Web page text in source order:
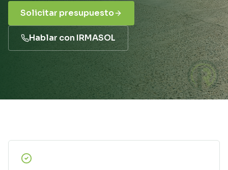
Solicitar presupuesto
Hablar con IRMASOL